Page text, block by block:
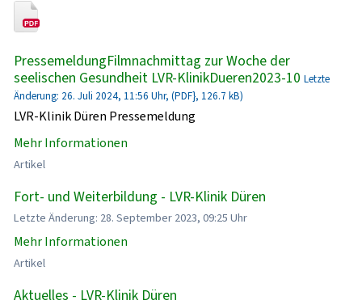
PressemeldungFilmnachmittag zur Woche der
seelischen Gesundheit LVR-KlinikDueren2023-10 Letzte
Änderung: 26. Juli 2024, 11:56 Uhr, (PDF}, 126.7 kB)
LVR-Klinik Düren Pressemeldung
Mehr Informationen
Artikel
Fort- und Weiterbildung - LVR-Klinik Düren
Letzte Änderung: 28. September 2023, 09:25 Uhr
Mehr Informationen
Artikel
Aktuelles - LVR-Klinik Düren